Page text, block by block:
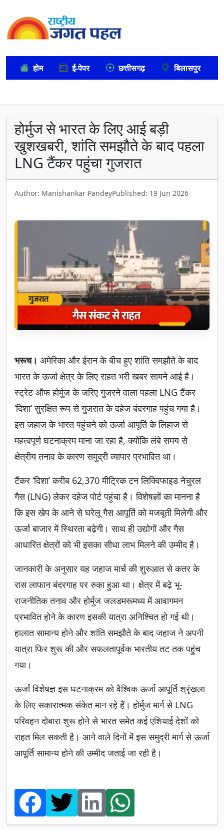
होम ई-पेपर छत्तीसगढ़ बिलासपुर
होर्मुज से भारत के लिए आई बड़ी
खुशखबरी, शांति समझौते के बाद पहला
LNG टैंकर पहुंचा गुजरात
Author: Manishankar PandeyPublished: 19 Jun 2026
भरूच। अमेरिका और ईरान के बीच हुए शांति समझौते के बाद
भारत के ऊर्जा क्षेत्र के लिए राहत भरी खबर सामने आई है।
स्ट्रेट ऑफ होर्मुज के जरिए गुजरने वाला पहला LNG टैंकर
‘दिशा’ सुरक्षित रूप से गुजरात के दहेज बंदरगाह पहुंच गया है।
इस जहाज के भारत पहुंचने को ऊर्जा आपूर्ति के लिहाज से
महत्वपूर्ण घटनाक्रम माना जा रहा है, क्योंकि लंबे समय से
क्षेत्रीय तनाव के कारण समुद्री व्यापार प्रभावित था।
टैंकर ‘दिशा’ करीब 62,370 मीट्रिक टन लिक्विफाइड नेचुरल
गैस (LNG) लेकर दहेज पोर्ट पहुंचा है। विशेषज्ञों का मानना है
कि इस खेप के आने से घरेलू गैस आपूर्ति को मजबूती मिलेगी और
ऊर्जा बाजार में स्थिरता बढ़ेगी। साथ ही उद्योगों और गैस
आधारित क्षेत्रों को भी इसका सीधा लाभ मिलने की उम्मीद है।
जानकारी के अनुसार यह जहाज मार्च की शुरुआत से कतर के
रास लाफान बंदरगाह पर रुका हुआ था। क्षेत्र में बढ़े भू-
राजनीतिक तनाव और होर्मुज जलडमरूमध्य में आवागमन
प्रभावित होने के कारण इसकी यात्रा अनिश्चित हो गई थी।
हालात सामान्य होने और शांति समझौते के बाद जहाज ने अपनी
यात्रा फिर शुरू की और सफलतापूर्वक भारतीय तट तक पहुंच
गया।
ऊर्जा विशेषज्ञ इस घटनाक्रम को वैश्विक ऊर्जा आपूर्ति श्रृंखला
के लिए सकारात्मक संकेत मान रहे हैं। होर्मुज मार्ग से LNG
परिवहन दोबारा शुरू होने से भारत समेत कई एशियाई देशों को
राहत मिल सकती है। आने वाले दिनों में इस समुद्री मार्ग से ऊर्जा
आपूर्ति सामान्य होने की उम्मीद जताई जा रही है।